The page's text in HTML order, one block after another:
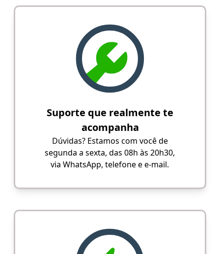
Suporte que realmente te
acompanha
Dúvidas? Estamos com você de
segunda a sexta, das 08h às 20h30,
via WhatsApp, telefone e e-mail.